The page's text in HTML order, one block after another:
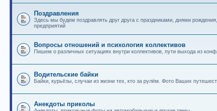
Поздравления
Здесь мы будем поздравлять друг друга с праздниками, днями
предприятий
Вопросы отношений и психология коллективов
Пишем о различных ситуациях внутри коллективов, пути выхода из
Водительские байки
Байки, курьёзы, случаи из жизни тех, кто за рулём. Фото Ваших
Анекдоты приколы